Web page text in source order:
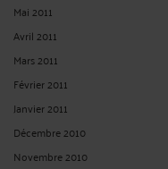
Mai 2011
Avril 2011
Mars 2011
Février 2011
Janvier 2011
Décembre 2010
Novembre 2010